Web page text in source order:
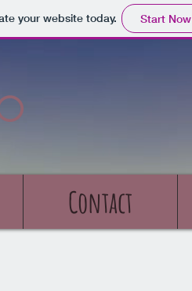
your website today. Start Now
Contact